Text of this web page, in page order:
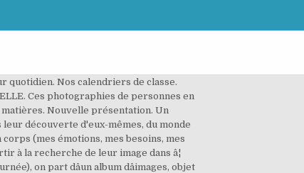
quotidien. Nos calendriers de classe.
Ces photographies de personnes en
matières. Nouvelle présentation. Un
découverte d'eux-mêmes, du monde
(mes émotions, mes besoins, mes
à la recherche de leur image dans â¦
on part dâun album dâimages, objet